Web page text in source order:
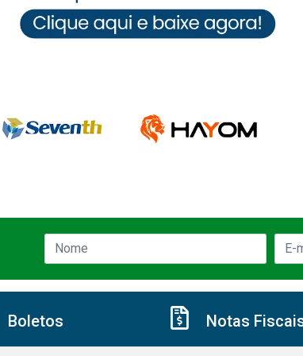
Boletos Notas